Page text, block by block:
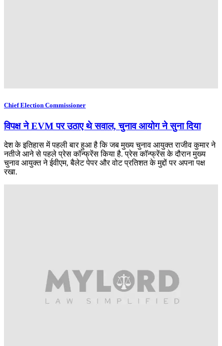
Chief Election Commissioner
विपक्ष ने EVM पर उठाए थे सवाल, चुनाव आयोग ने सुना दिया
देश के इतिहास में पहली बार हुआ है कि जब मुख्य चुनाव आयुक्त राजीव कुमार ने
नतीजे आने से पहले प्रेस कॉन्फ्रेंस किया है. प्रेस कॉन्फ्रेंस के दौरान मुख्य
चुनाव आयुक्त ने ईवीएम, बैलेट पेपर और वोट प्रतिशत के मुद्दों पर अपना पक्ष
रखा.